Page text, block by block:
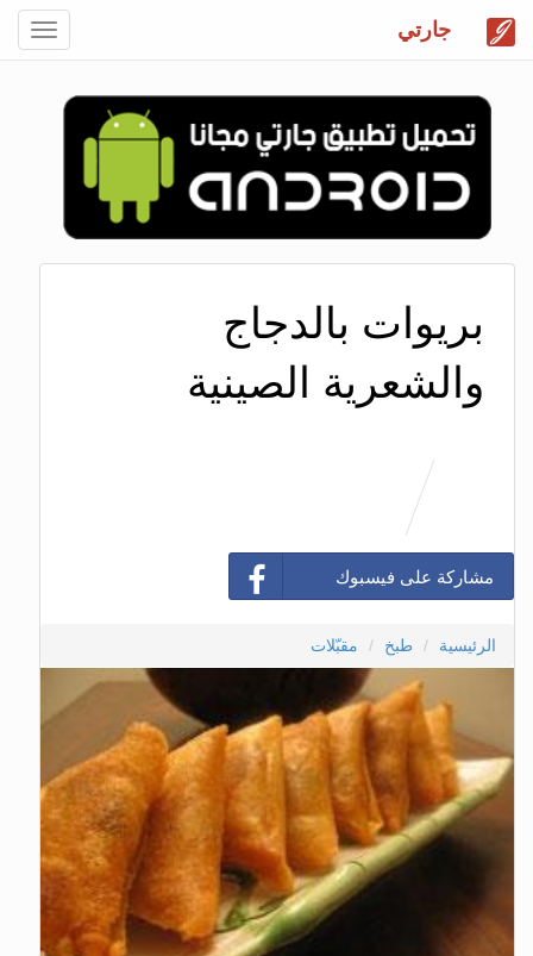
جارتي
بريوات بالدجاج
والشعرية الصينية
مشاركة على فيسبوك
الرئيسية طبخ مقبّلات